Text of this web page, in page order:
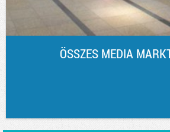
ÖSSZES MEDIA